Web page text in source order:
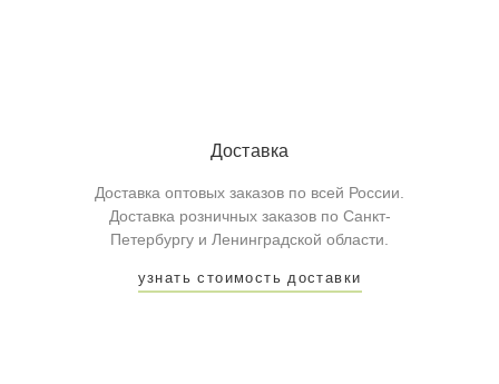
Доставка
Доставка оптовых заказов по всей России.
Доставка розничных заказов по Санкт-
Петербургу и Ленинградской области.
узнать стоимость доставки